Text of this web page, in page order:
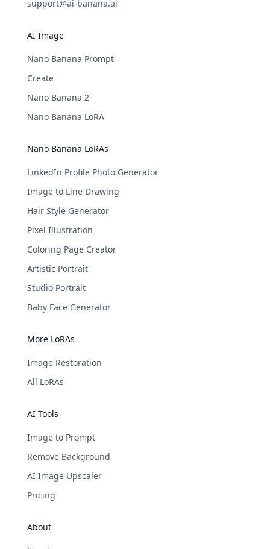
support@ai-banana.ai
AI Image
Nano Banana Prompt
Create
Nano Banana 2
Nano Banana LoRA
Nano Banana LoRAs
LinkedIn Profile Photo Generator
Image to Line Drawing
Hair Style Generator
Pixel Illustration
Coloring Page Creator
Artistic Portrait
Studio Portrait
Baby Face Generator
More LoRAs
Image Restoration
All LoRAs
AI Tools
Image to Prompt
Remove Background
AI Image Upscaler
Pricing
About